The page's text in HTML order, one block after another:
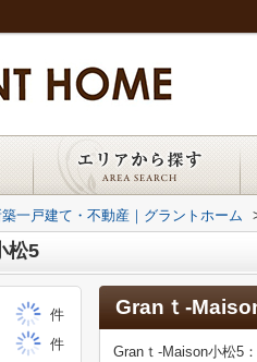
一戸建て・不動産｜グラントホーム
松5
Granｔ-
Granｔ-Maison小松5
件
件